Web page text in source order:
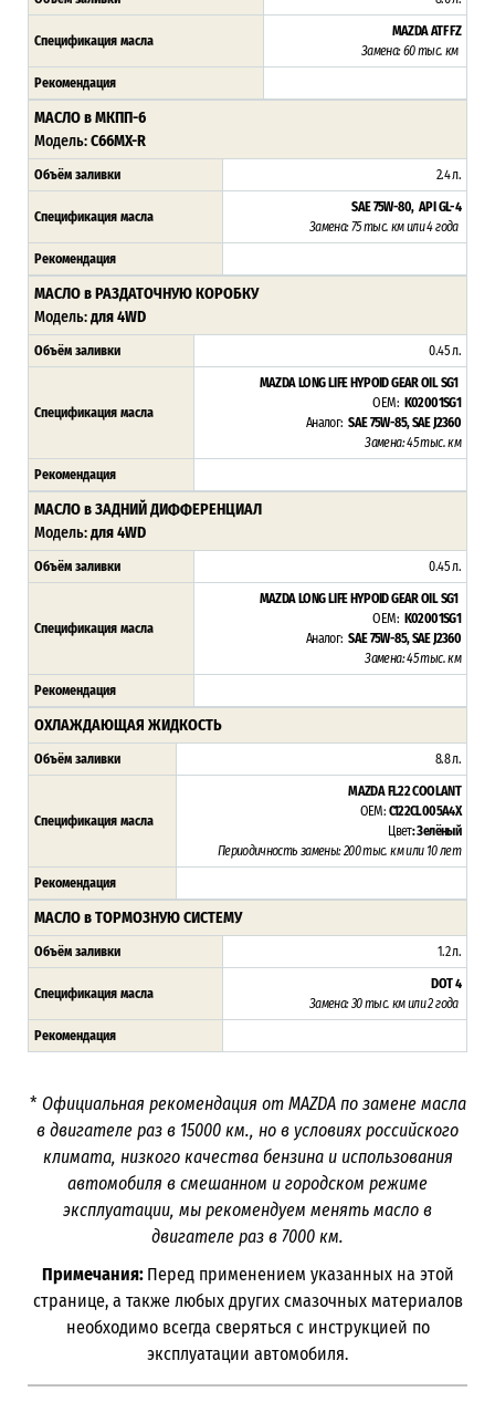
Спецификация масла
MAZDA ATF FZ
Замена: 60 тыс. км
Рекомендация
МАСЛО в МКПП-6
Модель:C66MX-R
Объём заливки 2.4 л.
Спецификация масла
SAE 75W-80, API GL-4
Замена: 75 тыс. км или 4 года
Рекомендация
МАСЛО в РАЗДАТОЧНУЮ КОРОБКУ
Модель:для 4WD
Объём заливки 0.45 л.
Спецификация масла
MAZDA LONG LIFE HYPOID GEAR OIL SG1
OEM: K02001SG1
Аналог:SAE 75W-85, SAE J2360
Замена: 45 тыс. км
Рекомендация
МАСЛО в ЗАДНИЙ ДИФФЕРЕНЦИАЛ
Модель:для 4WD
Объём заливки 0.45 л.
Спецификация масла
MAZDA LONG LIFE HYPOID GEAR OIL SG1
OEM: K02001SG1
Аналог:SAE 75W-85, SAE J2360
Замена: 45 тыс. км
Рекомендация
ОХЛАЖДАЮЩАЯ ЖИДКОСТЬ
Объём заливки 8.8 л.
Спецификация масла
MAZDA FL22 COOLANT
OEM: C122CL005A4X
Цвет: Зелёный
Периодичность замены: 200 тыс. км или 10 лет
Рекомендация
МАСЛО в ТОРМОЗНУЮ СИСТЕМУ
Объём заливки 1.2 л.
Спецификация масла
DOT 4
Замена: 30 тыс. км или 2 года
Рекомендация
* Официальная рекомендация от MAZDA по замене масла
в двигателе раз в 15000 км., но в условиях российского
климата, низкого качества бензина и использования
автомобиля в смешанном и городском режиме
эксплуатации, мы рекомендуем менять масло в
двигателе раз в 7000 км.
Примечания: Перед применением указанных на этой
странице, а также любых других смазочных материалов
необходимо всегда сверяться с инструкцией по
эксплуатации автомобиля.